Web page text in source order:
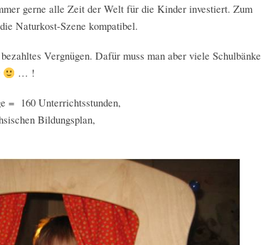
gerne alle Zeit der Welt für die Kinder investiert. Zum
Naturkost-Szene kompatibel.
Vergnügen. Dafür muss man aber viele Schulbänke
… !
= 160 Unterrichtsstunden,
Bildungsplan,